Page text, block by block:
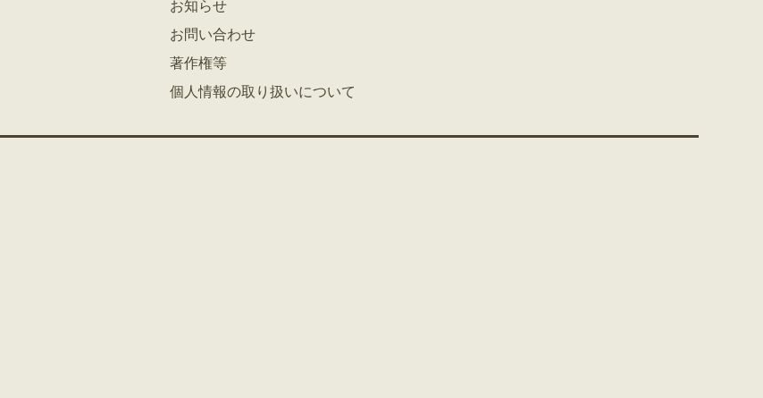
お知らせ
お問い合わせ
著作権等
個人情報の取り扱いについて